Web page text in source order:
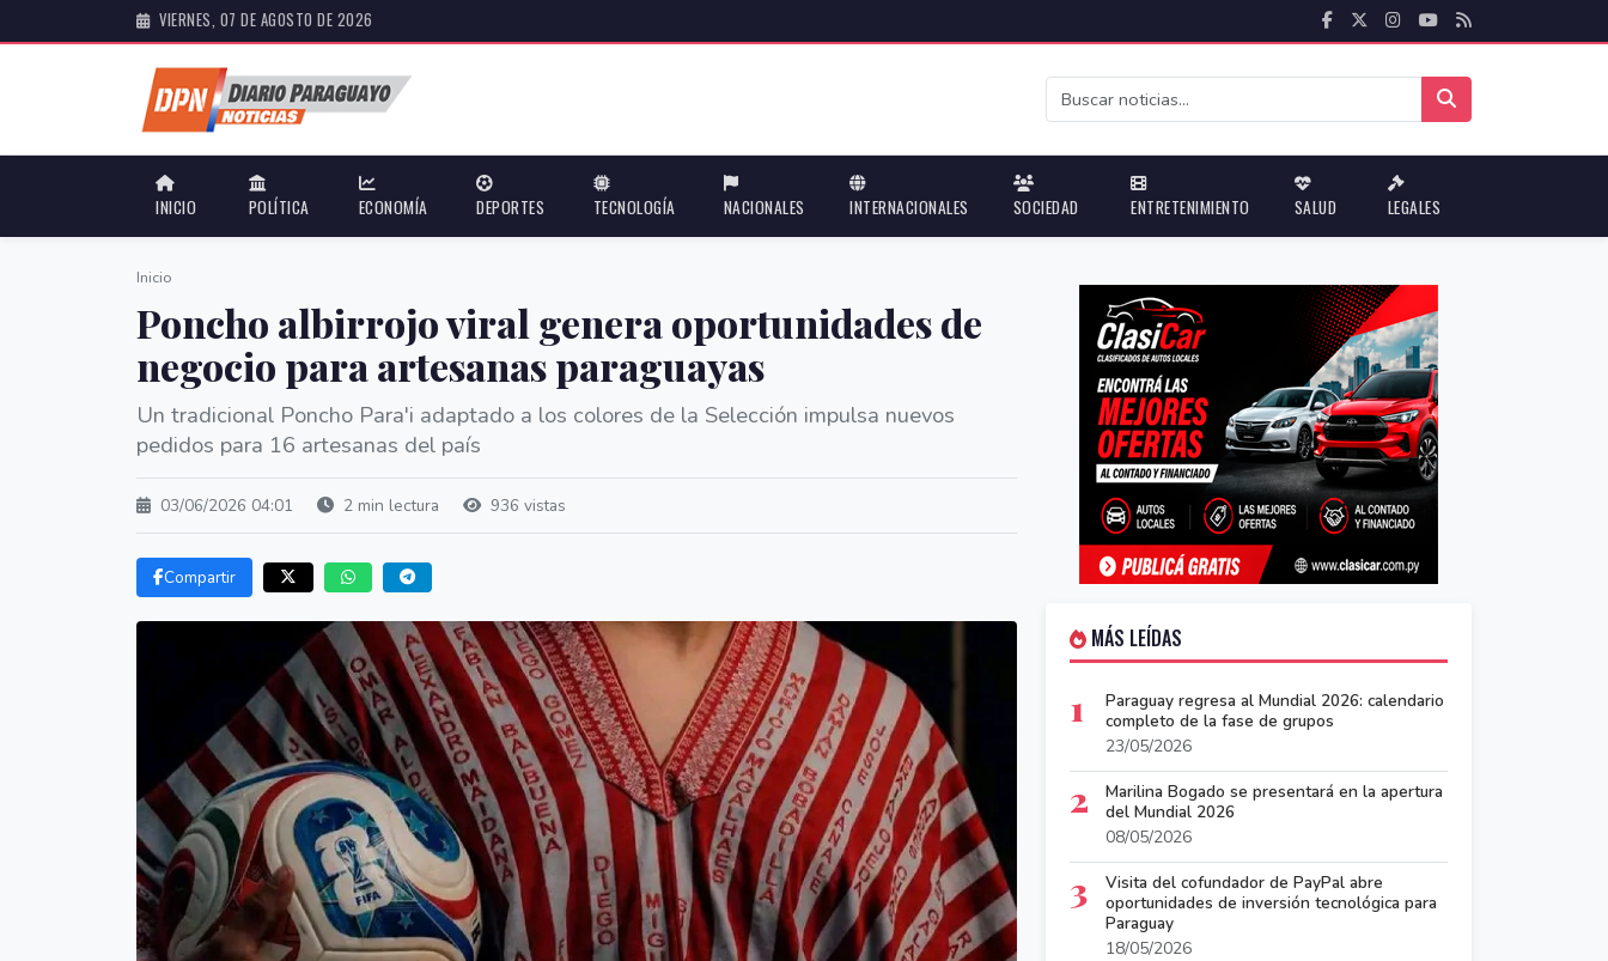
VIERNES, 07 DE AGOSTO DE 2026
INICIO POLÍTICA ECONOMÍA DEPORTES TECNOLOGÍA NACIONALES INTERNACIONALES SOCIEDAD ENTRETENIMIENTO SALUD LEGALES
Inicio
Poncho albirrojo viral genera oportunidades de
negocio para artesanas paraguayas
Un tradicional Poncho Para'i adaptado a los colores de la Selección impulsa nuevos
pedidos para 16 artesanas del país
03/06/2026 04:01 2 min lectura 936 vistas
Compartir
MÁS LEÍDAS
1
Paraguay regresa al Mundial 2026: calendario
completo de la fase de grupos
23/05/2026
2
Marilina Bogado se presentará en la apertura
del Mundial 2026
08/05/2026
3
Visita del cofundador de PayPal abre
oportunidades de inversión tecnológica para
Paraguay
18/05/2026